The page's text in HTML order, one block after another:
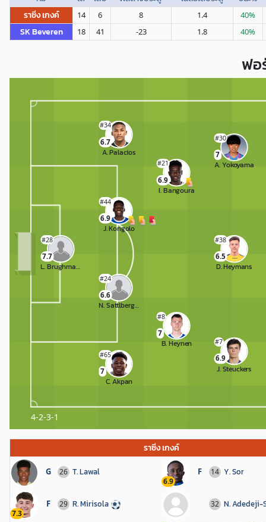
ราซิ่ง เกงค์
14 6 8 1.4 40%
SK Beveren 18 41 -23 1.8 40%
ฟอ
4-2-3-1
L. Brughmans
#28
7.7
C. Akpan
#65
7
N. Sattlberger
#24
6.6
J. Kongolo
#44
6.9
A. Palacios
#34
6.7
B. Heynen
#8
7
I. Bangoura
#21
6.9
J. Steuckers
#7
6.9
D. Heymans
#38
6.5
A. Yokoyama
#30
7
ราซิ่ง เกงค์
G 26 T. Lawal
6.9
F 14 Y. Sor
7.3
F 29 R. Mirisola 32 N. Adedeji-